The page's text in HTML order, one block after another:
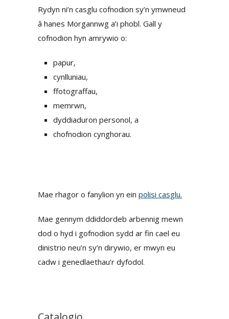
Rydyn ni’n casglu cofnodion sy’n ymwneud
â hanes Morgannwg a’i phobl. Gall y
cofnodion hyn amrywio o:
papur,
cynlluniau,
ffotograffau,
memrwn,
dyddiaduron personol, a
chofnodion cynghorau.
Mae rhagor o fanylion yn ein polisi casglu.
Mae gennym ddiddordeb arbennig mewn
dod o hyd i gofnodion sydd ar fin cael eu
dinistrio neu’n sy’n dirywio, er mwyn eu
cadw i genedlaethau’r dyfodol.